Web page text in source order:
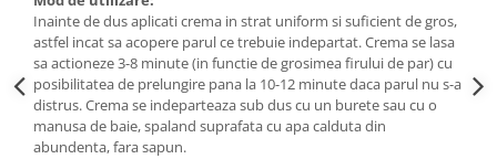
Ingrijire Copii & Bebelusi
Scutece Pampers
Servetele Umede
Sampon & Balsam copii
Deodorante
Inainte de dus aplicati crema in strat uniform si suficient de gros,
astfel incat sa acopere parul ce trebuie indepartat. Crema se lasa
sa actioneze 3-8 minute (in functie de grosimea firului de par) cu
posibilitatea de prelungire pana la 10-12 minute daca parul nu s-a
distrus. Crema se indeparteaza sub dus cu un burete sau cu o
manusa de baie, spaland suprafata cu apa calduta din
abundenta, fara sapun.